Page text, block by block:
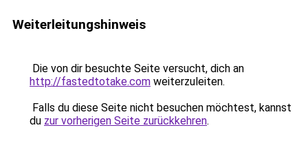
Weiterleitungshinweis
Die von dir besuchte Seite versucht, dich an
http://fastedtotake.com weiterzuleiten.
Falls du diese Seite nicht besuchen möchtest, kannst
du zur vorherigen Seite zurückkehren.